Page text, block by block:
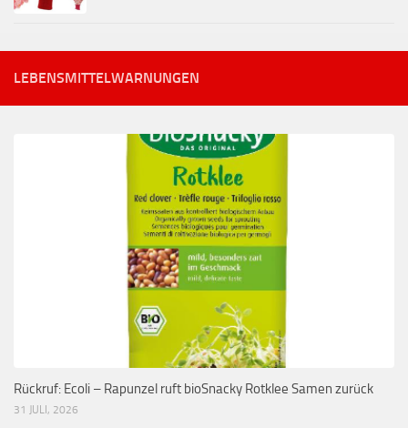
LEBENSMITTELWARNUNGEN
Rückruf: Ecoli – Rapunzel ruft bioSnacky Rotklee Samen zurück
31 JULI, 2026